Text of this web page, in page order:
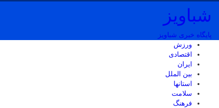
شباویز
پایگاه خبری شباویز
ورزش
اقتصادی
ایران
بین الملل
استانها
سلامت
فرهنگ